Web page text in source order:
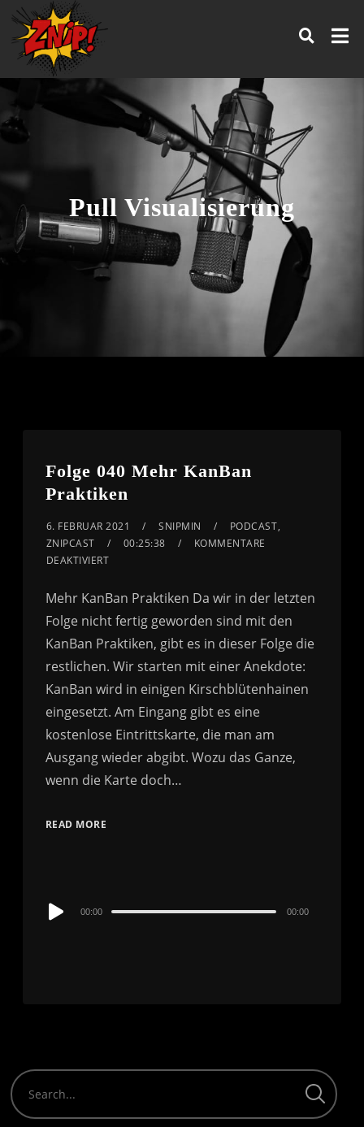
Pull Visualisierung
Folge 040 Mehr KanBan
Praktiken
6. FEBRUAR 2021 SNIPMIN PODCAST,
ZNIPCAST
00:25:38
KOMMENTARE
DEAKTIVIERT
Mehr KanBan Praktiken Da wir in der letzten
Folge nicht fertig geworden sind mit den
KanBan Praktiken, gibt es in dieser Folge die
restlichen. Wir starten mit einer Anekdote:
KanBan wird in einigen Kirschblütenhainen
eingesetzt. Am Eingang gibt es eine
kostenlose Eintrittskarte, die man am
Ausgang wieder abgibt. Wozu das Ganze,
wenn die Karte doch…
READ MORE
Audio
00:00 00:00